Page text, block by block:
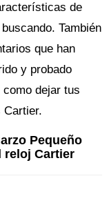
de
También
que han
y probado
dejar tus
Cartier.
Pequeño
reloj Cartier